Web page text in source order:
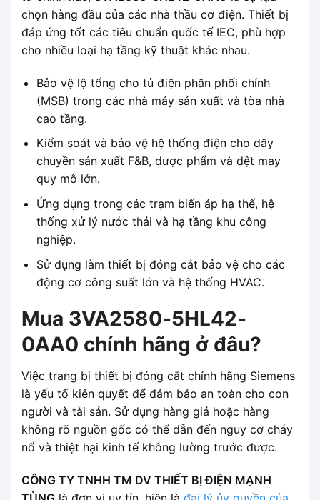
chọn hàng đầu của các nhà thầu cơ điện. Thiết bị
đáp ứng tốt các tiêu chuẩn quốc tế IEC, phù hợp
cho nhiều loại hạ tầng kỹ thuật khác nhau.
Bảo vệ lộ tổng cho tủ điện phân phối chính
(MSB) trong các nhà máy sản xuất và tòa nhà
cao tầng.
Kiểm soát và bảo vệ hệ thống điện cho dây
chuyền sản xuất F&B, dược phẩm và dệt may
quy mô lớn.
Ứng dụng trong các trạm biến áp hạ thế, hệ
thống xử lý nước thải và hạ tầng khu công
nghiệp.
Sử dụng làm thiết bị đóng cắt bảo vệ cho các
động cơ công suất lớn và hệ thống HVAC.
Mua 3VA2580-5HL42-
0AA0 chính hãng ở đâu?
Việc trang bị thiết bị đóng cắt chính hãng Siemens
là yếu tố kiên quyết để đảm bảo an toàn cho con
người và tài sản. Sử dụng hàng giả hoặc hàng
không rõ nguồn gốc có thể dẫn đến nguy cơ cháy
nổ và thiệt hại kinh tế không lường trước được.
CÔNG TY TNHH TM DV THIẾT BỊ ĐIỆN MẠNH